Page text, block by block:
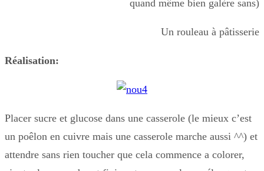
quand même bien galère sans)
Un rouleau à pâtisserie
Réalisation:
Placer sucre et glucose dans une casserole (le mieux c’est
un poêlon en cuivre mais une casserole marche aussi ^^) et
attendre sans rien toucher que cela commence a colorer,